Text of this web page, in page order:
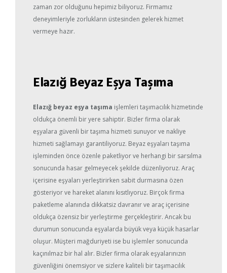
zaman zor olduğunu hepimiz biliyoruz. Firmamız
deneyimleriyle zorlukların üstesinden gelerek hizmet
vermeye hazır.
Elazığ Beyaz Eşya Taşıma
Elazığ beyaz eşya taşıma işlemleri taşımacılık hizmetinde
oldukça önemli bir yere sahiptir. Bizler firma olarak
eşyalara güvenli bir taşıma hizmeti sunuyor ve nakliye
hizmeti sağlamayı garantiliyoruz. Beyaz eşyaları taşıma
işleminden önce özenle paketliyor ve herhangi bir sarsılma
sonucunda hasar gelmeyecek şekilde düzenliyoruz. Araç
içerisine eşyaları yerleştirirken sabit durmasına özen
gösteriyor ve hareket alanını kısıtlıyoruz. Birçok firma
paketleme alanında dikkatsiz davranır ve araç içerisine
oldukça özensiz bir yerleştirme gerçekleştirir. Ancak bu
durumun sonucunda eşyalarda büyük veya küçük hasarlar
oluşur. Müşteri mağduriyeti ise bu işlemler sonucunda
kaçınılmaz bir hal alır. Bizler firma olarak eşyalarınızın
güvenliğini önemsiyor ve sizlere kaliteli bir taşımacılık